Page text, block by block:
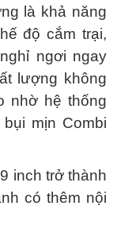
là khả năng
độ cắm trại,
ngơi ngay
lượng không
nhờ hệ thống
mịn Combi
inch trở thành
có thêm nội